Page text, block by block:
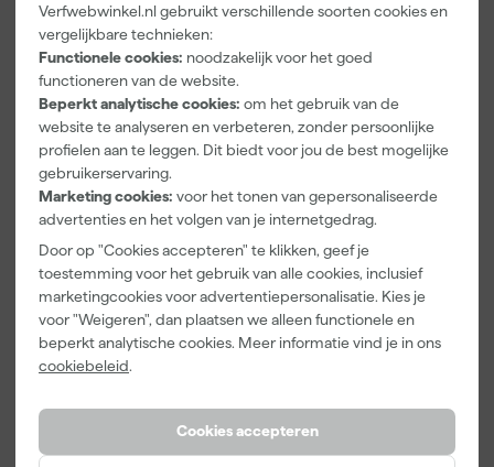
Verfwebwinkel.nl gebruikt verschillende soorten cookies en
vergelijkbare technieken:
Functionele cookies: noodzakelijk voor het goed
functioneren van de website.
Beperkt analytische cookies: om het gebruik van de
website te analyseren en verbeteren, zonder persoonlijke
profielen aan te leggen. Dit biedt voor jou de best mogelijke
gebruikerservaring.
Marketing cookies: voor het tonen van gepersonaliseerde
advertenties en het volgen van je internetgedrag.
Door op "Cookies accepteren" te klikken, geef je
toestemming voor het gebruik van alle cookies, inclusief
marketingcookies voor advertentiepersonalisatie. Kies je
voor "Weigeren", dan plaatsen we alleen functionele en
beperkt analytische cookies. Meer informatie vind je in ons
cookiebeleid.
Cookies accepteren
Rapid The
Painter
Bouwlamp -
2000Lm -
IP54
Morgen
bezorgd
incl. BTW
Painter+
Bouwlamp -
5000Lm -
IP65
Morgen
bezorgd
Afgelopen 30 dgn 50,19